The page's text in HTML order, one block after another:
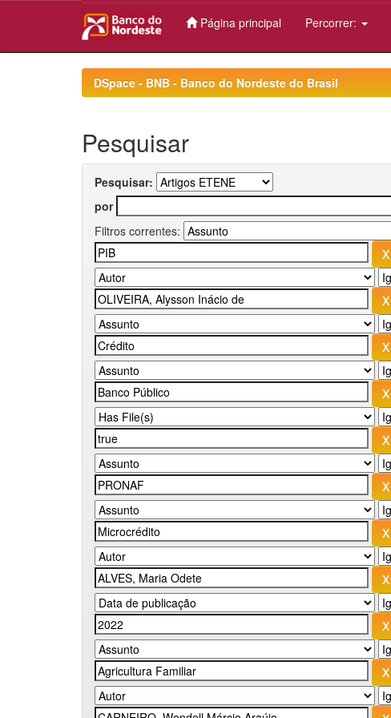
Página principal Percorrer:
DSpace - BNB - Banco do Nordeste do Brasil
Pesquisar
Pesquisar:
por
Filtros correntes: